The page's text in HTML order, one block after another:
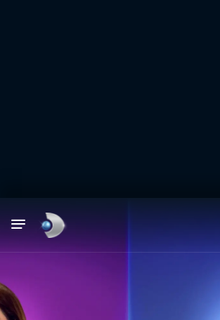
DİĞER SONUÇLAR